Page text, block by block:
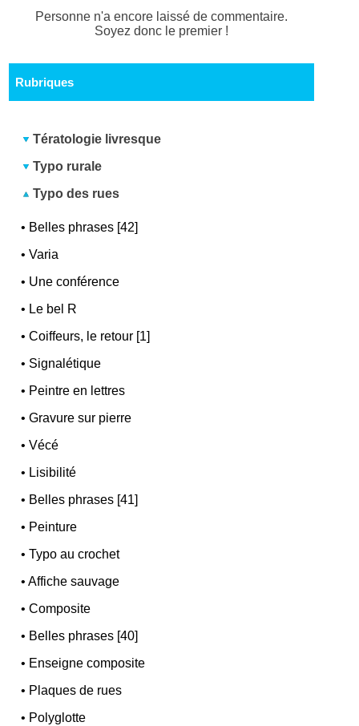
Personne n'a encore laissé de commentaire.
Soyez donc le premier !
Rubriques
Tératologie livresque
Typo rurale
Typo des rues
• Belles phrases [42]
•Varia
• Une conférence
• Le bel R
•Coiffeurs, le retour [1]
• Signalétique
• Peintre en lettres
•Gravure sur pierre
•Vécé
• Lisibilité
• Belles phrases [41]
• Peinture
•Typo au crochet
•Affiche sauvage
•Composite
• Belles phrases [40]
• Enseigne composite
• Plaques de rues
• Polyglotte